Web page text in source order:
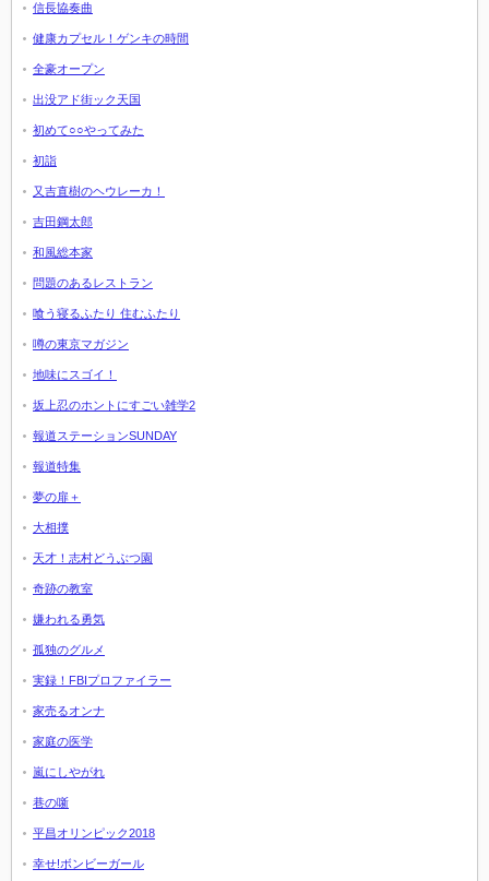
信長協奏曲
健康カプセル！ゲンキの時間
全豪オープン
出没アド街ック天国
初めて○○やってみた
初詣
又吉直樹のヘウレーカ！
吉田鋼太郎
和風総本家
問題のあるレストラン
喰う寝るふたり 住むふたり
噂の東京マガジン
地味にスゴイ！
坂上忍のホントにすごい雑学2
報道ステーションSUNDAY
報道特集
夢の扉＋
大相撲
天才！志村どうぶつ園
奇跡の教室
嫌われる勇気
孤独のグルメ
実録！FBIプロファイラー
家売るオンナ
家庭の医学
嵐にしやがれ
巷の噺
平昌オリンピック2018
幸せ!ボンビーガール